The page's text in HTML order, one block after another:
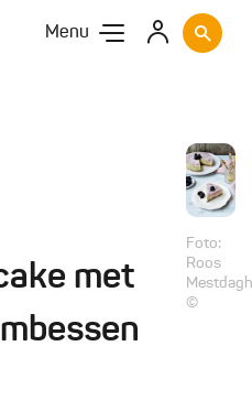
Menu
met
Foto:
Roos
©